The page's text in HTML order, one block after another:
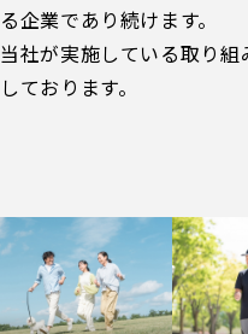
る企業であり続けます。
当社が実施している取り
しております。